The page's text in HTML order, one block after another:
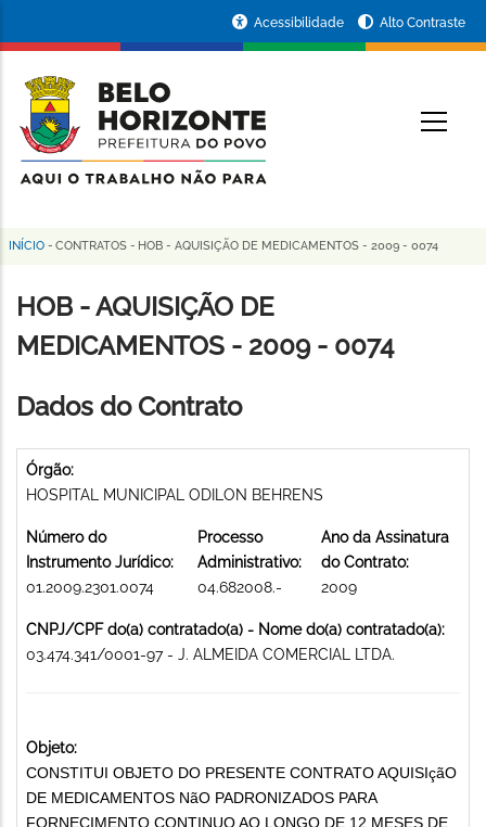
conteúdo
principal
da
Prefeitura
de
Horizonte
Acessibilidade Alto Contraste
Trilha
de
navegação
INÍCIO - CONTRATOS - HOB - AQUISIÇÃO DE MEDICAMENTOS - 2009 - 0074
HOB - AQUISIÇÃO DE
MEDICAMENTOS - 2009 - 0074
Dados do Contrato
Órgão:
HOSPITAL MUNICIPAL ODILON BEHRENS
Número do
Instrumento Jurídico:
01.2009.2301.0074
Processo
Administrativo:
04.682008.-
Ano da Assinatura
do Contrato:
2009
CNPJ/CPF do(a) contratado(a) - Nome do(a) contratado(a):
03.474.341/0001-97 - J. ALMEIDA COMERCIAL LTDA.
Objeto:
CONSTITUI OBJETO DO PRESENTE CONTRATO AQUISIçãO
DE MEDICAMENTOS NãO PADRONIZADOS PARA
FORNECIMENTO CONTINUO AO LONGO DE 12 MESES DE